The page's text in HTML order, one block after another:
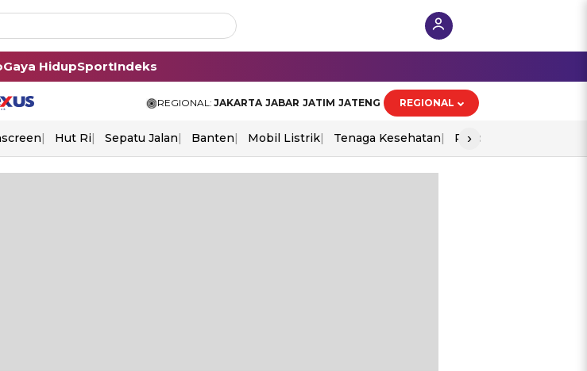
Gaya HidupSportIndeks
REGIONAL: JAKARTA JABAR JATIM JATENG REGIONAL
Hut Ri Sepatu Jalan Banten Mobil Listrik Tenaga Kesehatan Piala Aff 2026
›